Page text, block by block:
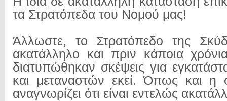
τα Στρατόπεδα του Νομού μας!
Άλλωστε, το Στρατόπεδο της
ακατάλληλο και πριν κάποια
διατυπώθηκαν σκέψεις για
και μεταναστών εκεί. Όπως και η
αναγνωρίζει ότι είναι εντελώς